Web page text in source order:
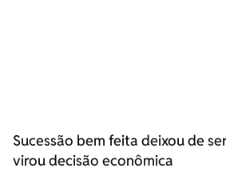
Sucessão bem feita deixou de
virou decisão econômica